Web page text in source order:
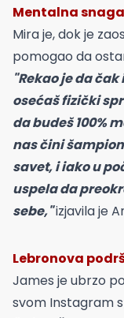
Mentalna
Mira je, dok je
pomogao da
"Rekao je da čak
osećaš fizički
da budeš 100%
nas čini
savet, i iako u
uspela da
sebe,"izjavila je
Lebronova
James je ubrzo
svom Instagram